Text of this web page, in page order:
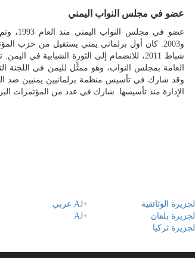
عضو في مجلس النواب اليمني
و2003. كان أول برلماني يمني يستقيل من حزب
شباط 2011، للانضمام إلى الثورة الشبابية في
العامة بمجلس النواب، وهو ممثِّل لليمن في اللجنة
وقد شارك في تأسيس منظمة برلمانيين يمنيين ضد
الإدارة منذ تأسيسها. شارك في عدد من المؤتمرات
الجزيرة الوثائقية
الجزيرة بلقان
الجزيرة تركيا
+AJ عربي
+AJ